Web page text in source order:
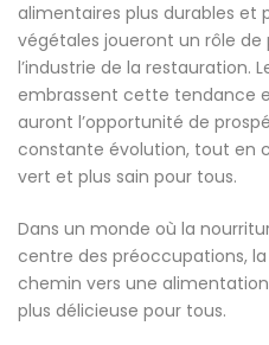
alimentaires plus durables et
végétales joueront un rôle
l’industrie de la restauration.
embrassent cette tendance
auront l’opportunité de
constante évolution, tout en
vert et plus sain pour tous.
Dans un monde où la
centre des préoccupations,
chemin vers une
plus délicieuse pour tous.